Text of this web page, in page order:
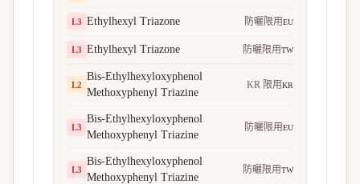
L3 Ethylhexyl Triazone 防曬限用EU
L3 Ethylhexyl Triazone 防曬限用TW
L2
Bis-Ethylhexyloxyphenol
Methoxyphenyl Triazine
KR 限用KR
L3
Bis-Ethylhexyloxyphenol
Methoxyphenyl Triazine
防曬限用EU
L3
Bis-Ethylhexyloxyphenol
Methoxyphenyl Triazine
防曬限用TW